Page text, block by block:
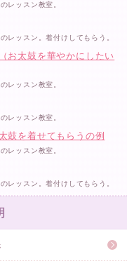
レッスン教室。
レッスン。着付けしてもらう。
お太鼓を華やかにしたい
レッスン教室。
レッスン教室。
鼓を着せてもらうの例
レッスン教室。
レッスン。着付けしてもらう。